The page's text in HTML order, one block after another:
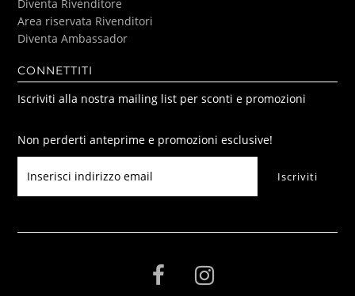
Diventa Rivenditore
Area riservata Rivenditori
Diventa Ambassador
CONNETTITI
Iscriviti alla nostra mailing list per sconti e promozioni
Non perderti anteprime e promozioni esclusive!